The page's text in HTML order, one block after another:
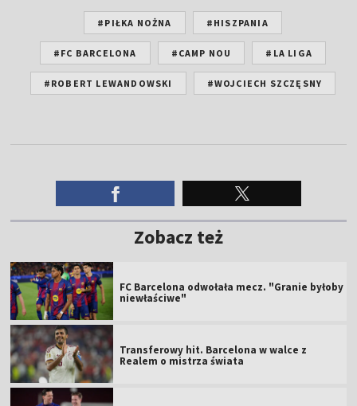
#PIŁKA NOŻNA #HISZPANIA
#FC BARCELONA #CAMP NOU #LA LIGA
#ROBERT LEWANDOWSKI #WOJCIECH SZCZĘSNY
Zobacz też
FC Barcelona odwołała mecz. "Granie byłoby
niewłaściwe"
Transferowy hit. Barcelona w walce z
Realem o mistrza świata